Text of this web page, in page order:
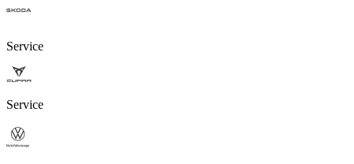
Service
Service